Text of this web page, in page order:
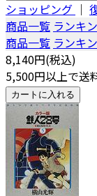
ショッピング ｜
商品一覧 ランキ
商品一覧 ランキ
8,140円(税込)
5,500円以上で送
カートに入れる